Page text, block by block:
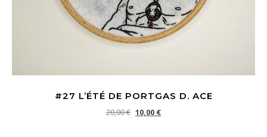
#27 L’ÉTÉ DE PORTGAS D. ACE
20,00€ Le prix initial était : 20,00 €.
10,00 €Le prix actuel est : 10,00 €.